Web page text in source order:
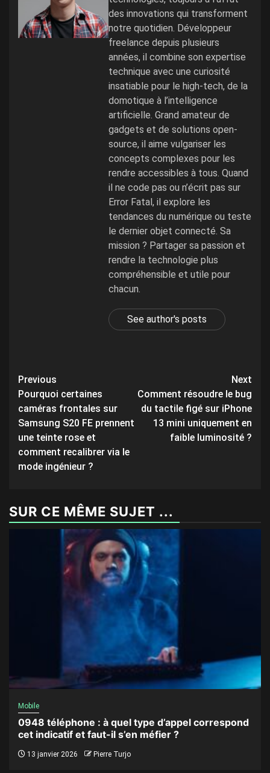
des innovations qui transforment
notre quotidien. Développeur
freelance depuis plusieurs
années, il combine son expertise
technique avec une curiosité
insatiable pour le high-tech, de la
domotique à l’intelligence
artificielle. Grand amateur de
gadgets et de solutions open-
source, il aime vulgariser les
concepts complexes pour les
rendre accessibles à tous. Quand
il ne code pas ou n’écrit pas sur
Error Fatal, il explore les
tendances du numérique ou teste
le dernier objet connecté. Sa
mission ? Partager sa passion et
rendre la technologie plus
compréhensible et utile pour
chacun.
See author's posts
Post
navigation
Previous
Pourquoi certaines
caméras frontales sur
Samsung S20 FE prennent
une teinte rose et
comment recalibrer via le
mode ingénieur ?
Next
Comment résoudre le bug
du tactile figé sur iPhone
13 mini uniquement en
faible luminosité ?
SUR CE MÊME SUJET ...
Mobile
0948 téléphone : à quel type d’appel correspond
cet indicatif et faut-il s’en méfier ?
13 janvier 2026 Pierre Turjo